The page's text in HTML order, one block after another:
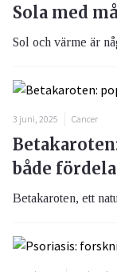
Sola med
Sol och värme är
3 juni, 2025 Cancer
både
Betakaroten, ett